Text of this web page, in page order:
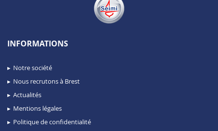
INFORMATIONS
Notre société
Nous recrutons à Brest
Actualités
Mentions légales
Politique de confidentialité